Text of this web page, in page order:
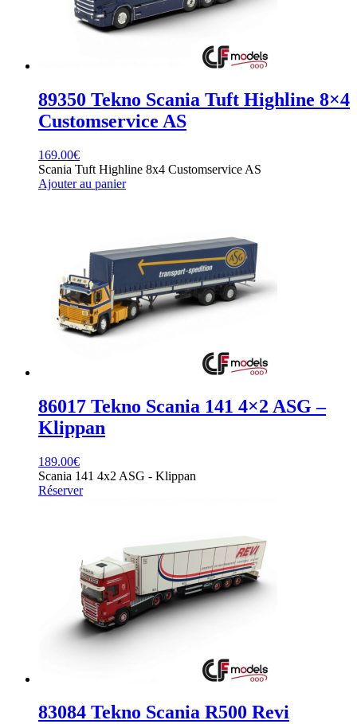
89350 Tekno Scania Tuft Highline 8×4
Customservice AS
169.00€
Scania Tuft Highline 8x4 Customservice AS
Ajouter au panier
86017 Tekno Scania 141 4×2 ASG –
Klippan
189.00€
Scania 141 4x2 ASG - Klippan
Réserver
83084 Tekno Scania R500 Revi